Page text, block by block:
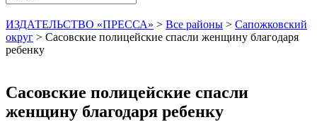
ИЗДАТЕЛЬСТВО «ПРЕССА» > Все районы > Сапожковский
округ > Сасовские полицейские спасли женщину благодаря
ребенку
Сасовские полицейские спасли
женщину благодаря ребенку